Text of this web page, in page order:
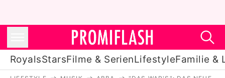
RoyalsStarsFilme & SerienLifestyleFamilie &